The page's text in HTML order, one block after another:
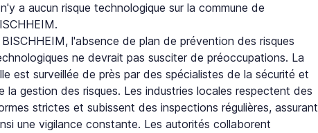
a aucun risque technologique sur la commune de
BISCHHEIM, l'absence de plan de prévention des risques
ne devrait pas susciter de préoccupations. La
est surveillée de près par des spécialistes de la sécurité et
la gestion des risques. Les industries locales respectent des
strictes et subissent des inspections régulières, assurant
une vigilance constante. Les autorités collaborent